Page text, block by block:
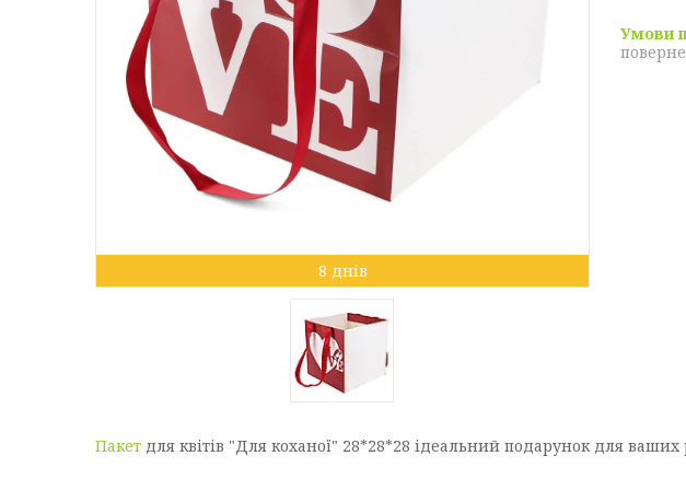
8 днів
Пакет для квітів "Для коханої" 28*28*28 ідеальний подарунок для ваших